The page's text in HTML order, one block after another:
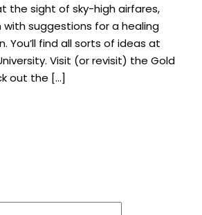
the sight of sky-high airfares,
suggestions for a healing
You’ll find all sorts of ideas at
Visit (or revisit) the Gold
out the […]